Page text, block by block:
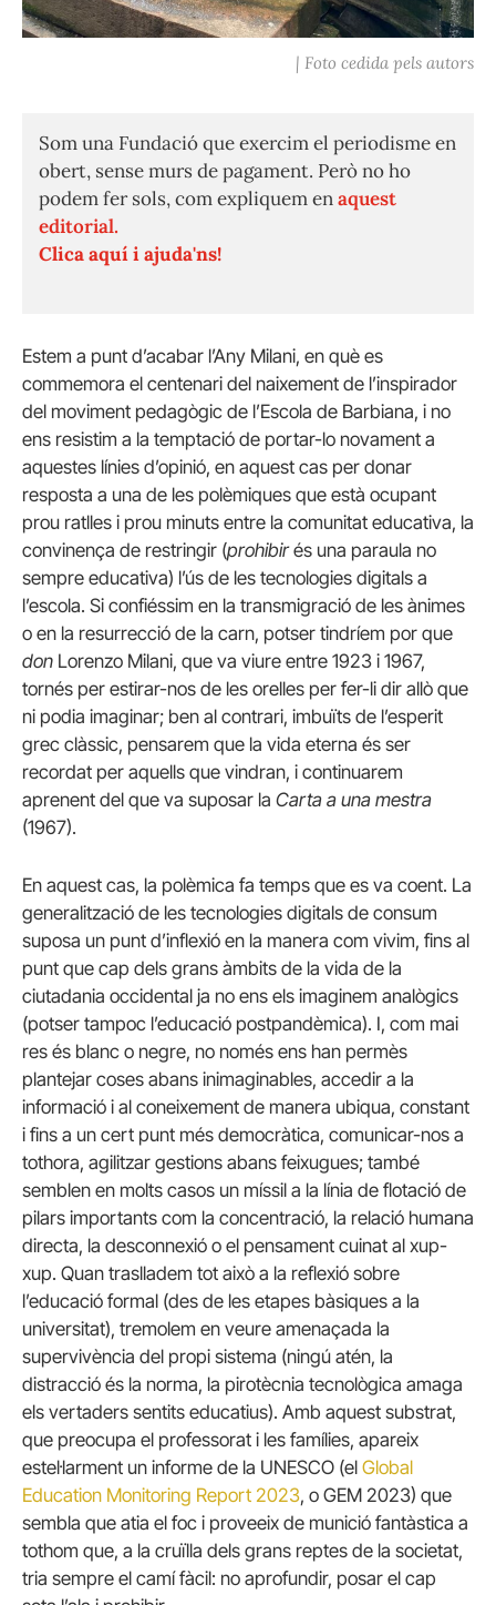
| Foto cedida pels autors
Som una Fundació que exercim el periodisme en
obert, sense murs de pagament. Però no ho
podem fer sols, com expliquem enaquest
editorial.
Clica aquí i ajuda'ns!
Estem a punt d’acabar l’Any Milani, en què es
commemora el centenari del naixement de l’inspirador
del moviment pedagògic de l’Escola de Barbiana, i no
ens resistim a la temptació de portar-lo novament a
aquestes línies d’opinió, en aquest cas per donar
resposta a una de les polèmiques que està ocupant
prou ratlles i prou minuts entre la comunitat educativa, la
convinença de restringir (prohibirés una paraula no
sempre educativa) l’ús de les tecnologies digitals a
l’escola. Si confiéssim en la transmigració de les ànimes
o en la resurrecció de la carn, potser tindríem por que
don Lorenzo Milani, que va viure entre 1923 i 1967,
tornés per estirar-nos de les orelles per fer-li dir allò que
ni podia imaginar; ben al contrari, imbuïts de l’esperit
grec clàssic, pensarem que la vida eterna és ser
recordat per aquells que vindran, i continuarem
aprenent del que va suposar la Carta a una mestra
(1967).
En aquest cas, la polèmica fa temps que es va coent. La
generalització de les tecnologies digitals de consum
suposa un punt d’inflexió en la manera com vivim, fins al
punt que cap dels grans àmbits de la vida de la
ciutadania occidental ja no ens els imaginem analògics
(potser tampoc l’educació postpandèmica). I, com mai
res és blanc o negre, no només ens han permès
plantejar coses abans inimaginables, accedir a la
informació i al coneixement de manera ubiqua, constant
i fins a un cert punt més democràtica, comunicar-nos a
tothora, agilitzar gestions abans feixugues; també
semblen en molts casos un míssil a la línia de flotació de
pilars importants com la concentració, la relació humana
directa, la desconnexió o el pensament cuinat al xup-
xup. Quan traslladem tot això a la reflexió sobre
l’educació formal (des de les etapes bàsiques a la
universitat), tremolem en veure amenaçada la
supervivència del propi sistema (ningú atén, la
distracció és la norma, la pirotècnia tecnològica amaga
els vertaders sentits educatius). Amb aquest substrat,
que preocupa el professorat i les famílies, apareix
estel·larment un informe de la UNESCO (el Global
Education Monitoring Report 2023, o GEM 2023) que
sembla que atia el foc i proveeix de munició fantàstica a
tothom que, a la cruïlla dels grans reptes de la societat,
tria sempre el camí fàcil: no aprofundir, posar el cap